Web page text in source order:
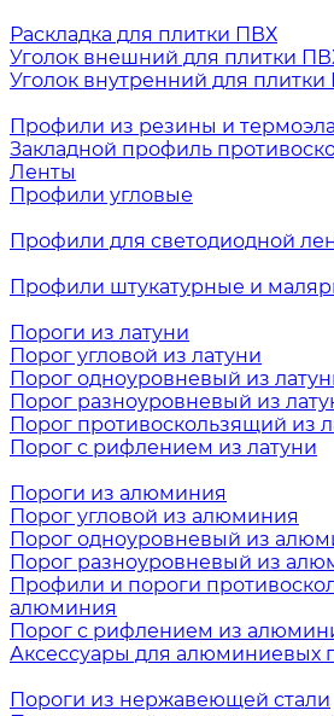
Раскладка для плитки ПВХ
Уголок внешний для плитки
Уголок внутренний для
Профили из резины и
Закладной профиль
Ленты
Профили угловые
Профили для светодиодной
Профили штукатурные и
Пороги из латуни
Порог угловой из латуни
Порог одноуровневый из
Порог разноуровневый из
Порог противоскользящий из
Порог с рифлением из латуни
Пороги из алюминия
Порог угловой из алюминия
Порог одноуровневый из
Порог разноуровневый из
Профили и пороги
алюминия
Порог с рифлением из
Аксессуары для алюминиевых
Пороги из нержавеющей стали